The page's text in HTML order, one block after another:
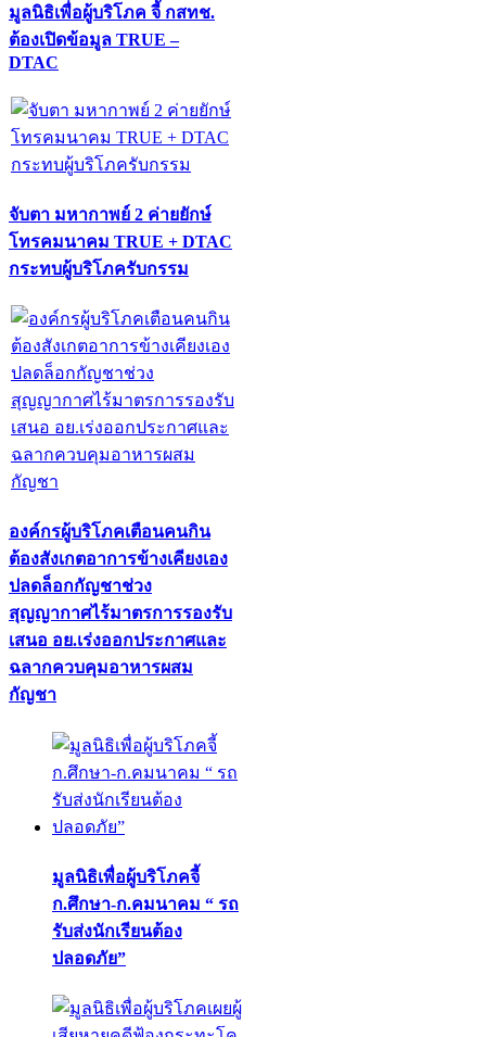
มูลนิธิเพื่อผู้บริโภค จี้ กสทช.
ต้องเปิดข้อมูล TRUE –
DTAC
จับตา มหากาพย์ 2 ค่ายยักษ์
โทรคมนาคม TRUE + DTAC
กระทบผู้บริโภครับกรรม
องค์กรผู้บริโภคเตือนคนกิน
ต้องสังเกตอาการข้างเคียงเอง
ปลดล็อกกัญชาช่วง
สุญญากาศไร้มาตรการรองรับ
เสนอ อย.เร่งออกประกาศและ
ฉลากควบคุมอาหารผสม
กัญชา
มูลนิธิเพื่อผู้บริโภคจี้
ก.ศึกษา-ก.คมนาคม “ รถ
รับส่งนักเรียนต้อง
ปลอดภัย”